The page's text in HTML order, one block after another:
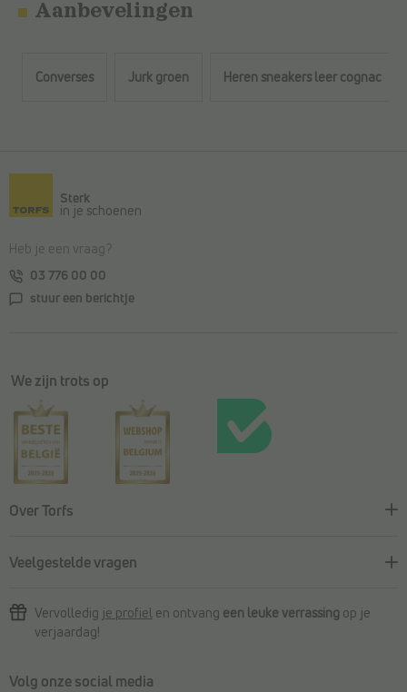
Aanbevelingen
Converses Jurk groen Heren sneakers leer cognac
Sterk
in je schoenen
Heb je een vraag?
03 776 00 00
stuur een berichtje
We zijn trots op
Over Torfs
Veelgestelde vragen
Vervolledig je profiel en ontvang een leuke verrassing op je
verjaardag!
Volg onze social media